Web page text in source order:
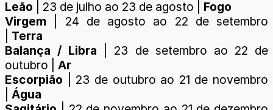
Leão | 23 de julho ao 23 de agosto | Fogo
Virgem | 24 de agosto ao 22 de setembro
Terra
Balança / Libra | 23 de setembro ao 22 de
outubro | Ar
Escorpião | 23 de outubro ao 21 de novembro
Água